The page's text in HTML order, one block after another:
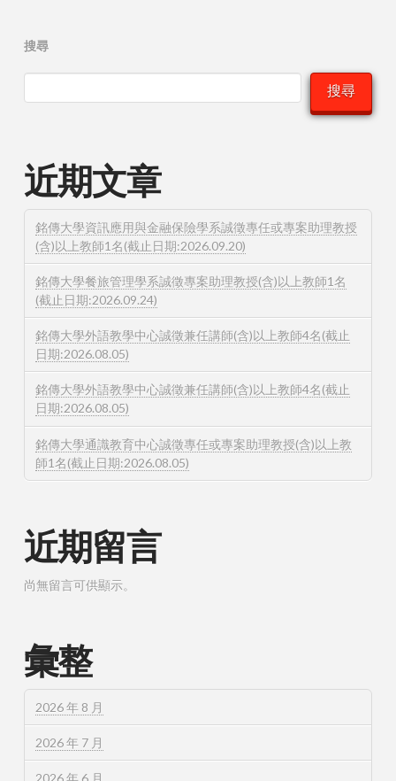
搜尋
搜尋
近期文章
銘傳大學資訊應用與金融保險學系誠徵專任或專案助理教授
(含)以上教師1名(截止日期:2026.09.20)
銘傳大學餐旅管理學系誠徵專案助理教授(含)以上教師1名
(截止日期:2026.09.24)
銘傳大學外語教學中心誠徵兼任講師(含)以上教師4名(截止
日期:2026.08.05)
銘傳大學外語教學中心誠徵兼任講師(含)以上教師4名(截止
日期:2026.08.05)
銘傳大學通識教育中心誠徵專任或專案助理教授(含)以上教
師1名(截止日期:2026.08.05)
近期留言
尚無留言可供顯示。
彙整
2026 年 8 月
2026 年 7 月